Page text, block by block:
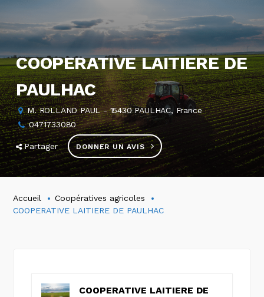
COOPERATIVE LAITIERE DE
PAULHAC
M. ROLLAND PAUL - 15430 PAULHAC, France
0471733080
Partager DONNER UN AVIS
Accueil
Coopératives agricoles
COOPERATIVE LAITIERE DE PAULHAC
COOPERATIVE LAITIERE DE